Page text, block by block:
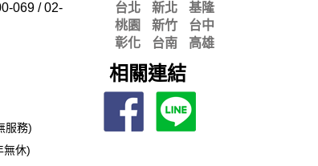
069 / 02-
服務)
無休)
台北 新北
基隆
桃園
新竹
台中
彰化
台南 高雄
相關連結